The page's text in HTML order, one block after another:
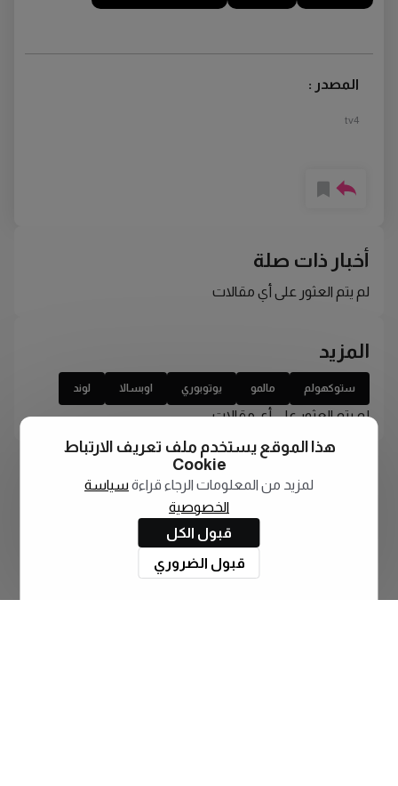
المصدر :
tv4
أخبار ذات صلة
لم يتم العثور على أي مقالات
المزيد
ستوكهولم مالمو يوتوبوري اوبسالا لوند
لم يتم العثور على أي مقالات
هذا الموقع يستخدم ملف تعريف الارتباط
Cookie
لمزيد من المعلومات الرجاء قراءة سياسة
الخصوصية
قبول الكل
قبول الضروري